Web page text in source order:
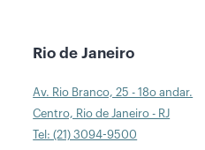
Rio de Janeiro
Av. Rio Branco, 25 - 18o andar.
Centro, Rio de Janeiro - RJ
Tel: (21) 3094-9500